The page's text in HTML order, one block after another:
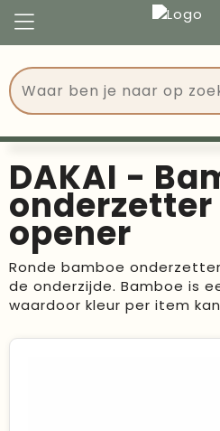
Tassen
Drinkwaren
Events
Give Aways
Geschenken
Congres
Events
Kerst
Verjaardagen
Voetbal, EK en WK
DAKAI -
opener
Ronde bamboe
de onderzijde. Bamboe is
waardoor kleur per item